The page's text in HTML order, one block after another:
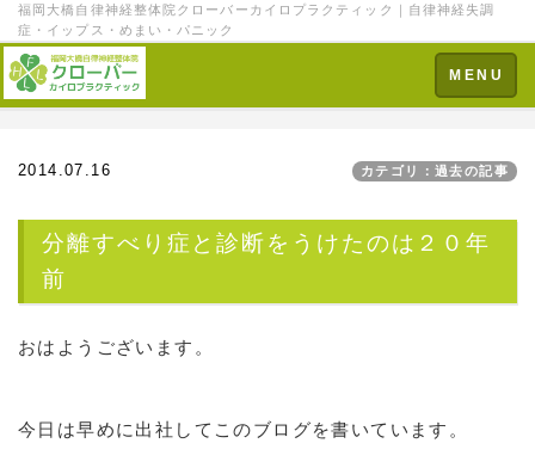
福岡大橋自律神経整体院クローバーカイロプラクティック｜自律神経失調
症・イップス・めまい・パニック
Toggle
navigation
MENU
2014.07.16 カテゴリ：過去の記事
分離すべり症と診断をうけたのは２０年
前
おはようございます。
今日は早めに出社してこのブログを書いています。